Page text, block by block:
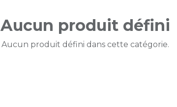
Aucun produit défini
Aucun produit défini dans cette catégorie.